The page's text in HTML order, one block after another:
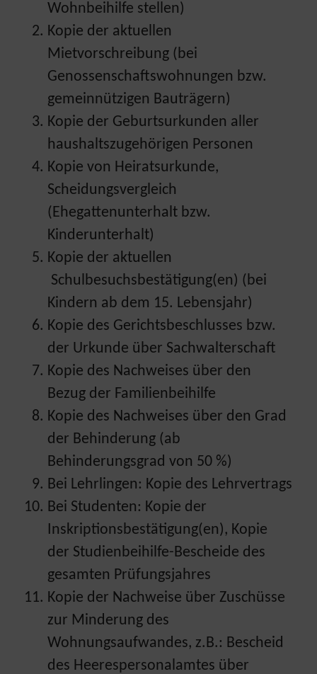
Wohnbeihilfe stellen)
Kopie der aktuellen
Mietvorschreibung (bei
Genossenschaftswohnungen bzw.
gemeinnützigen Bauträgern)
Kopie der Geburtsurkunden aller
haushaltszugehörigen Personen
Kopie von Heiratsurkunde,
Scheidungsvergleich
(Ehegattenunterhalt bzw.
Kinderunterhalt)
Kopie der aktuellen
Schulbesuchsbestätigung(en) (bei
Kindern ab dem 15. Lebensjahr)
Kopie des Gerichtsbeschlusses bzw.
der Urkunde über Sachwalterschaft
Kopie des Nachweises über den
Bezug der Familienbeihilfe
Kopie des Nachweises über den Grad
der Behinderung (ab
Behinderungsgrad von 50 %)
Bei Lehrlingen: Kopie des Lehrvertrags
Bei Studenten: Kopie der
Inskriptionsbestätigung(en), Kopie
der Studienbeihilfe-Bescheide des
gesamten Prüfungsjahres
Kopie der Nachweise über Zuschüsse
zur Minderung des
Wohnungsaufwandes, z.B.: Bescheid
des Heerespersonalamtes über